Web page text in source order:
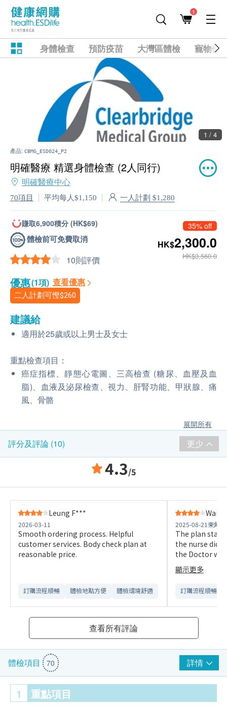
1
身體檢查 預防疫苗 大灣區體檢 寵物健
1 / 4
產品: CBMG_ESD024_P2
明確醫療 精選身體檢查 (2人同行)
明確醫療中心
70項目 平均每人$1,150 一人計劃 $1,280
賺取6,900積分 (HK$69)
體檢前可免費取消
10則評價
35% off
HK$2,300.0
HK$3,560.0
優惠(1項) 查看優惠
二人計劃可慳$260
建議給
適用於25歲或以上男士及女士
重點檢查項目：
癌症指標、靜態心電圖、三高檢查 (糖尿、血壓及血
脂)、血液及泌尿檢查、視力、肝腎功能、甲狀腺、痛
風、骨骼
展開所有
評分及評論 (10) 更少
4.3/5
Leung F***
2026-03-11
Smooth ordering process. Helpful
customer services. Body check plan at
reasonable price.
訂購流程順暢 體檢地點方便 體檢環境舒適​
Wan
2025-08-21 東角
The plan
the nurse did not
the Doctor
conducted,
in the internet
from the
customer.
顯示更多
訂購流程順暢
查看所有評論
體檢項目 70 詳情
1 重點項目